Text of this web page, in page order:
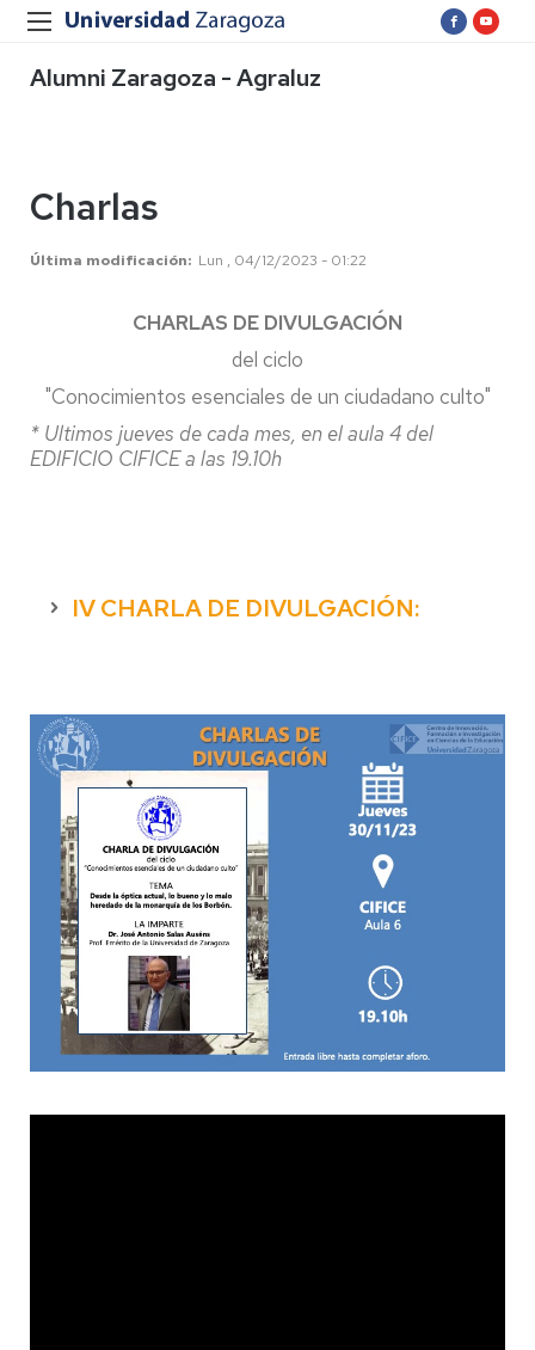
Alumni Zaragoza - Agraluz
Charlas
Última modificación Lun , 04/12/2023 - 01:22
CHARLAS DE DIVULGACIÓN
del ciclo
"Conocimientos esenciales de un ciudadano culto"
* Ultimos jueves de cada mes, en el aula 4 del
EDIFICIO CIFICE a las 19.10h
IV CHARLA DE DIVULGACIÓN: